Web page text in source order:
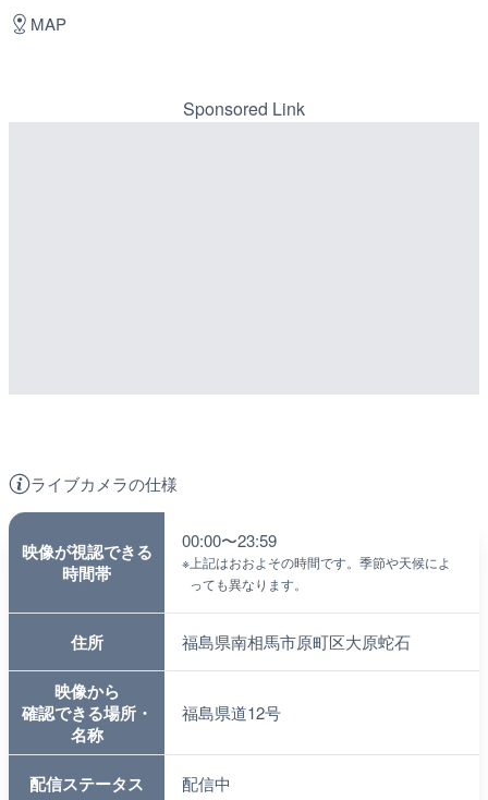
ライブカメラの仕様
映像が視認できる
時間帯
00:00〜23:59
※ 上記はおおよその時間です。季節や天候によ
っても異なります。
住所 福島県南相馬市原町区大原蛇石
映像から
確認できる場所・
名称
福島県道12号
配信ステータス 配信中
MAP
Sponsored Link